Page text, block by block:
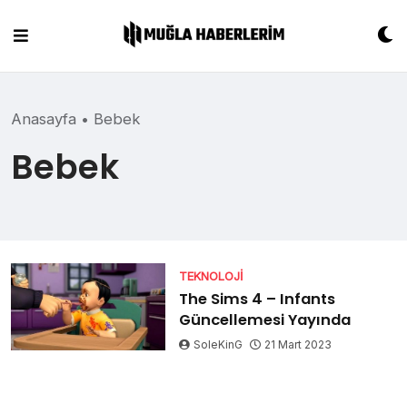
content
Anasayfa • Bebek
Bebek
TEKNOLOJI
The Sims 4 – Infants
Güncellemesi Yayında
SoleKinG 21 Mart 2023